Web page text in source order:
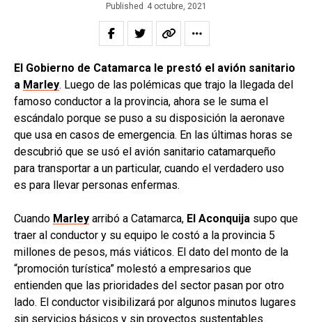
Published 4 octubre, 2021
El Gobierno de Catamarca le prestó el avión sanitario
a Marley. Luego de las polémicas que trajo la llegada del
famoso conductor a la provincia, ahora se le suma el
escándalo porque se puso a su disposición la aeronave
que usa en casos de emergencia. En las últimas horas se
descubrió que se usó el avión sanitario catamarqueño
para transportar a un particular, cuando el verdadero uso
es para llevar personas enfermas.
Cuando Marley arribó a Catamarca, El Aconquija supo que
traer al conductor y su equipo le costó a la provincia 5
millones de pesos, más viáticos. El dato del monto de la
“promoción turística” molestó a empresarios que
entienden que las prioridades del sector pasan por otro
lado. El conductor visibilizará por algunos minutos lugares
sin servicios básicos y sin proyectos sustentables.